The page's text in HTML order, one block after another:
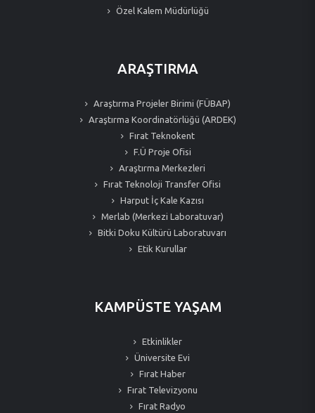
Özel Kalem Müdürlüğü
ARAŞTIRMA
Araştırma Projeler Birimi (FÜBAP)
Araştırma Koordinatörlüğü (ARDEK)
Fırat Teknokent
F.Ü Proje Ofisi
Araştırma Merkezleri
Fırat Teknoloji Transfer Ofisi
Harput İç Kale Kazısı
Merlab (Merkezi Laboratuvar)
Bitki Doku Kültürü Laboratuvarı
Etik Kurullar
KAMPÜSTE YAŞAM
Etkinlikler
Üniversite Evi
Fırat Haber
Fırat Televizyonu
Fırat Radyo